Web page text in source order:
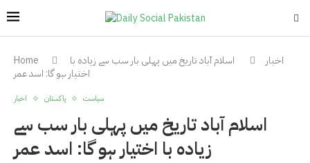
Home اخبار
اسلام آباد تاریخ میں پہلی بار سب سے زیادہ با
اختیار ہو گا: اسد عمر
اخبار پاکستان سیاست
اسلام آباد تاریخ میں پہلی بار سب سے
زیادہ با اختیار ہو گا: اسد عمر